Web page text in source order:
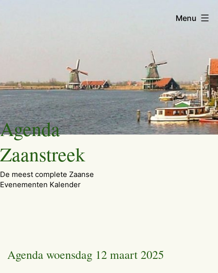
Ga
naar
de
inhoud
Agenda
Zaanstreek
De meest complete Zaanse
Evenementen Kalender
Menu
Agenda woensdag 12 maart 2025